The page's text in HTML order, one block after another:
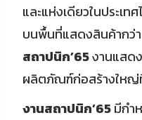
และแห่งเดียวในประเท
บนพื้นที่แสดงสินค้ากว่า
สถาปนิก’65งานแสด
ผลิตภัณฑ์ก่อสร้างใหญ่
งานสถาปนิก’65มีกำ